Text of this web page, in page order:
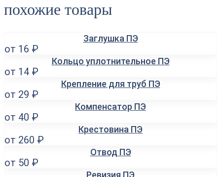
похожие товары
Заглушка ПЭ
от 16 ₽
Кольцо уплотнительное ПЭ
от 14 ₽
Крепление для труб ПЭ
от 29 ₽
Компенсатор ПЭ
от 40 ₽
Крестовина ПЭ
от 260 ₽
Отвод ПЭ
от 50 ₽
Ревизия ПЭ